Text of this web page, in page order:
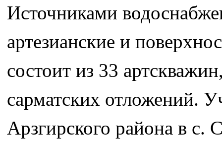
Источниками
артезианские и
состоит из 33
сарматских отложений.
Арзгирского района в с.